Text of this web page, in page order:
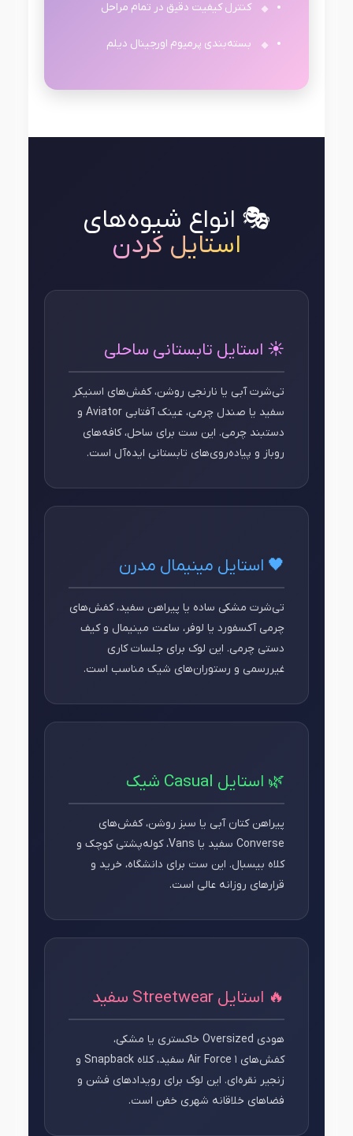
کنترل کیفیت دقیق در تمام مراحل
بسته‌بندی پرمیوم اورجینال دیلم
🎭 انواع شیوه‌های
استایل کردن
☀️ استایل تابستانی ساحلی
تی‌شرت آبی یا نارنجی روشن، کفش‌های اسنیکر
سفید یا صندل چرمی، عینک آفتابی Aviator و
دستبند چرمی. این ست برای ساحل، کافه‌های
روباز و پیاده‌روی‌های تابستانی ایده‌آل است.
🖤 استایل مینیمال مدرن
تی‌شرت مشکی ساده یا پیراهن سفید، کفش‌های
چرمی آکسفورد یا لوفر، ساعت مینیمال و کیف
دستی چرمی. این لوک برای جلسات کاری
غیررسمی و رستوران‌های شیک مناسب است.
🌿 استایل Casual شیک
پیراهن کتان آبی یا سبز روشن، کفش‌های
Converse سفید یا Vans، کوله‌پشتی کوچک و
کلاه بیسبال. این ست برای دانشگاه، خرید و
قرارهای روزانه عالی است.
🔥 استایل Streetwear سفید
هودی Oversized خاکستری یا مشکی،
کفش‌های Air Force 1 سفید، کلاه Snapback و
زنجیر نقره‌ای. این لوک برای رویدادهای فشن و
فضاهای خلاقانه شهری خفن است.